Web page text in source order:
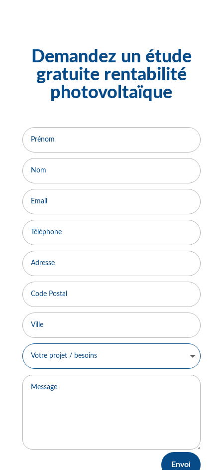
Demandez un étude
gratuite rentabilité
photovoltaïque
Envoi